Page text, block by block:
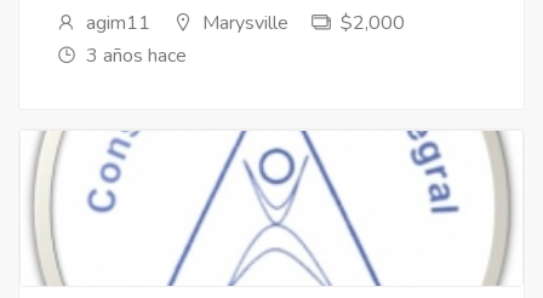
agim11
Marysville
$2,000
3 años hace